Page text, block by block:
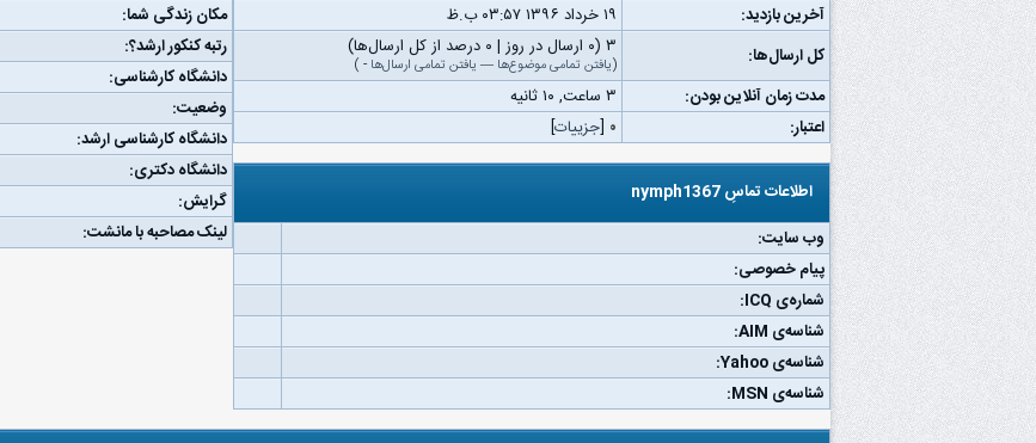
آخرین بازدید:
۱۹ خرداد ۱۳۹۶ ۰۳:۵۷ ب.ظ
کل ارسال‌ها:
۳ (۰ ارسال در روز | ۰ درصد از کل ارسال‌ها)
(یافتن تمامی موضوع‌ها — یافتن تمامی ارسال‌ها -
)
مدت زمان آنلاین بودن:
۳ ساعت, ۱۰ ثانیه
اعتبار:
۰ [جزییات]
اطلاعات تماسِ nymph1367
وب‌ سایت:
پیام خصوصی:
شماره‌ی ICQ:
شناسه‌ی AIM:
شناسه‌ی Yahoo:
شناسه‌ی MSN:
مکان زندگی شما:
رتبه کنکور ارشد؟:
دانشگاه کارشناسی:
وضعیت:
دانشگاه کارشناسی ارشد:
دانشگاه دکتری:
گرایش:
لینک مصاحبه با مانشت: